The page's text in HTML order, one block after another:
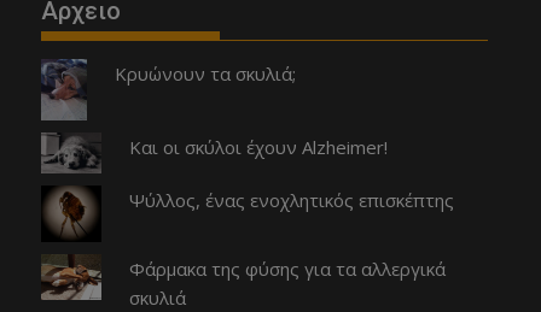
Αρχειο
Κρυώνουν τα σκυλιά;
Και οι σκύλοι έχουν Alzheimer!
Ψύλλος, ένας ενοχλητικός επισκέπτης
Φάρμακα της φύσης για τα αλλεργικά
σκυλιά